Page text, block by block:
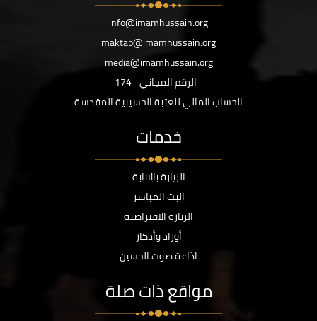
info@imamhussain.org
maktab@imamhussain.org
media@imamhussain.org
الرقم المجاني 174
الحساب المالي للعتبة الحسينية المقدسة
خدمات
الزيارة بالانابة
البث المباشر
الزيارة الافتراضية
أوراد وأذكار
اذاعة صوت الحسين
مواقع ذات صلة